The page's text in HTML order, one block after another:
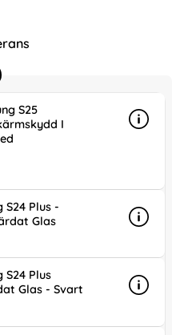
S25
I
Info
mer
S24 Plus -
Glas
Info
mer
S24 Plus
Glas - Svart
Info
mer